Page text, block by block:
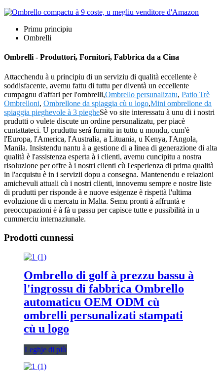
Primu principiu
Ombrelli
Ombrelli - Produttori, Fornitori, Fabbrica da a Cina
Attacchendu à u principiu di un serviziu di qualità eccellente è
soddisfacente, avemu fattu di tuttu per diventà un eccellente
cumpagnu d'affari per l'ombrelli,Ombrello persunalizatu, Patio Trè
Ombrelloni, Ombrellone da spiaggia cù u logo,Mini ombrellone da
spiaggia pieghevole à 3 piegheSè vo site interessatu à unu di i nostri
prudutti o vulete discute un ordine persunalizatu, per piacè
cuntattateci. U pruduttu serà furnitu in tuttu u mondu, cum'è
l'Europa, l'America, l'Australia, a Lituania, u Kenya, l'Angola,
Manila. Insistendu nantu à a gestione di a linea di generazione di alta
qualità è l'assistenza esperta à i clienti, avemu cuncipitu a nostra
risoluzione per offre à i nostri clienti cù l'esperienza di prima qualità
in l'acquistu è in i servizii dopu a consegna. Mantenendu e relazioni
amichevuli attuali cù i nostri clienti, innovemu sempre e nostre liste
di prudutti per risponde à e nuove esigenze è rispettà l'ultima
evoluzione di u mercatu in Malta. Semu pronti à affruntà e
preoccupazioni è à fà u passu per capisce tutte e pussibilità in u
cummerciu internaziunale.
Prodotti cunnessi
Ombrello di golf à prezzu bassu à
l'ingrossu di fabbrica Ombrello
automaticu OEM ODM cù
ombrelli persunalizati stampati
cù u logo
Leghje di più